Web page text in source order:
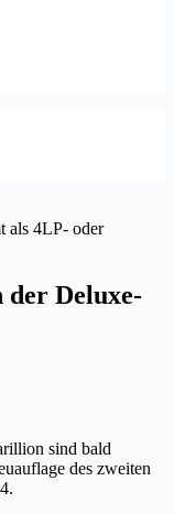
als 4LP- oder
Deluxe-
sind bald
des zweiten